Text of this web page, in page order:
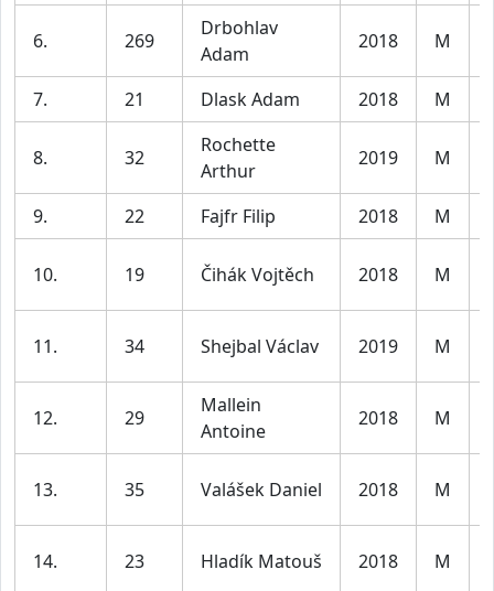
6. 269
Drbohlav
Adam
2018 M
7. 21 Dlask Adam 2018 M
8. 32
Rochette
Arthur
2019 M
9. 22 Fajfr Filip 2018 M
10. 19 Čihák Vojtěch 2018 M
11. 34 Shejbal Václav 2019 M
12. 29
Mallein
Antoine
2018 M
13. 35 Valášek Daniel 2018 M
14. 23 Hladík Matouš 2018 M